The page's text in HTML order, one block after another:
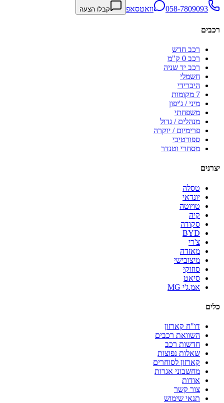
058-7809093 וואטסאפ קבלו הצעה
רכבים
רכב חדש
רכב 0 ק"מ
רכב יד שניה
חשמלי
היברידי
7 מקומות
מיני / ג'יפון
משפחתי
מנהלים / גדול
פרימיום / יוקרה
ספורטיבי
מסחרי וטנדר
יצרנים
טסלה
יונדאי
טויוטה
קיה
סקודה
BYD
צ'רי
מאזדה
מיצובישי
סוזוקי
סיאט
אמ.ג'י MG
כלים
דו"ח קארזון
השוואת רכבים
חדשות רכב
שאלות נפוצות
קארזון לסוחרים
מחשבוני אגרות
אודות
צור קשר
תנאי שימוש